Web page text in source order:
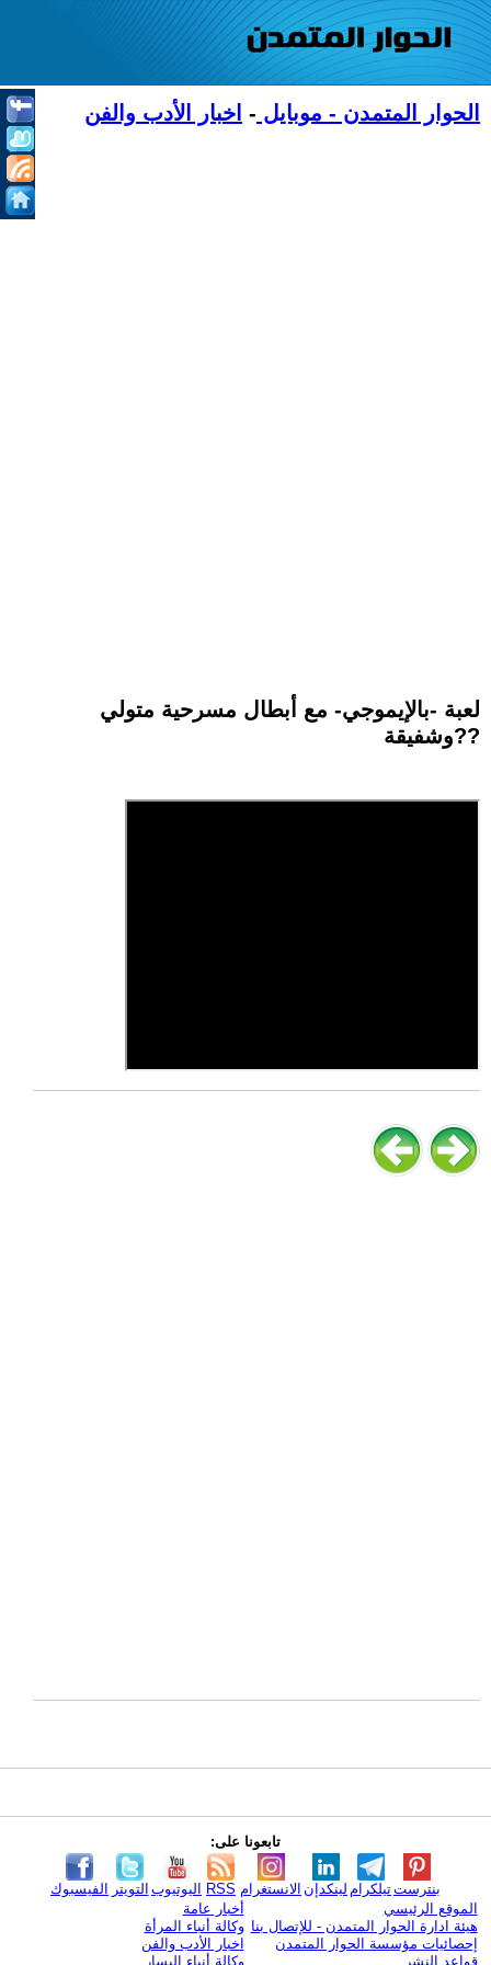
الحوار المتمدن - موبايل - اخبار الأدب والفن
لعبة -بالإيموجي- مع أبطال مسرحية متولي
وشفيقة??
تابعونا على:
الفيسبوك التويتر اليوتيوب RSS الانستغرام لينكدإن تيلكرامبنترست
الموقع الرئيسي
هيئة ادارة الحوار المتمدن - للإتصال بنا
إحصائيات مؤسسة الحوار المتمدن
قواعد النشر
أخبار عامة
وكالة أنباء المرأة
اخبار الأدب والفن
وكالة أنباء اليسار